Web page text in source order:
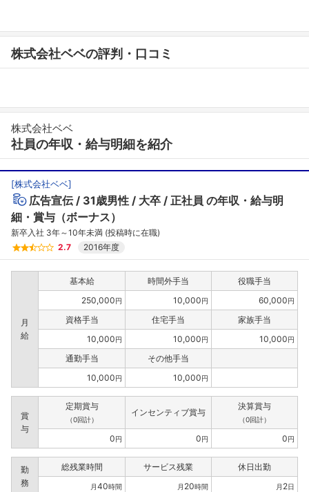
株式会社ベベの評判・口コミ
株式会社ベベ
社員の年収・給与明細を紹介
[株式会社ベベ]
広告宣伝 31歳男性 大卒 正社員 の年収・給与明
細・賞与（ボーナス）
新卒入社 3年～10年未満 (投稿時に在職)
2.7
2016年度
月
給
基本給 時間外手当
役職手当
250,000円 10,000円 60,000円
資格手当 住宅手当
家族手当
10,000円 10,000円 10,000円
通勤手当
その他手当
10,000円 10,000円
賞
与
定期賞与
（0回計）
インセンティブ賞与
決算賞与
（0回計）
0円 0円 0円
勤
務
総残業時間 サービス残業 休日出勤
月40時間 月 20時間 月 2日